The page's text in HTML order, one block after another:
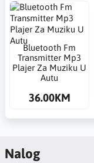
Bluetooth Fm
Transmitter Mp3
Plajer Za Muziku U
Autu
36.00KM
Nalog